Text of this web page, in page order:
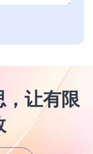
让有限